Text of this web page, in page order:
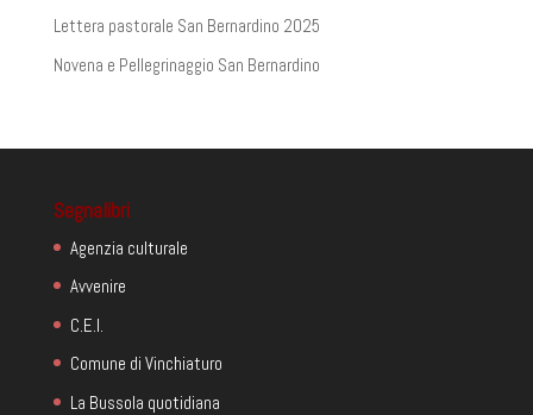
Lettera pastorale San Bernardino 2025
Novena e Pellegrinaggio San Bernardino
Segnalibri
Agenzia culturale
Avvenire
C.E.I.
Comune di Vinchiaturo
La Bussola quotidiana